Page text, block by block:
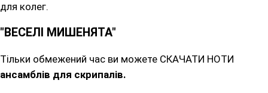
для колег.
"ВЕСЕЛІ МИШЕНЯТА"
Тільки обмежений час ви можете СКАЧАТИ НОТИ
ансамблів для скрипалів.